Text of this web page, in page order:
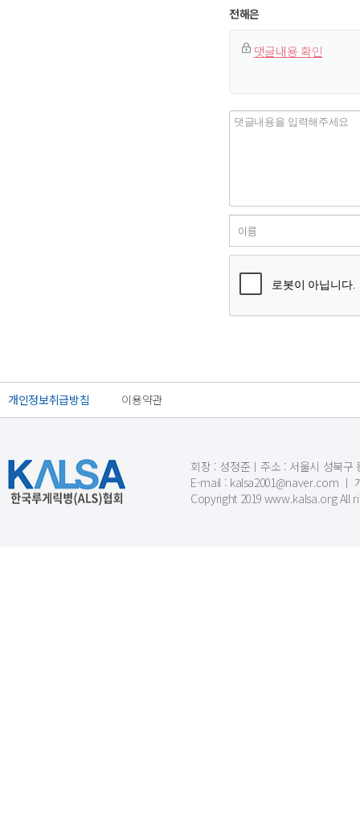
전해은
댓글내용 확인
개인정보취급방침 이용약관
회장 : 성정준ㅣ주소 : 서울시 성북구
E-mail : kalsa2001@naver.com ㅣ
Copyright 2019 www.kalsa.org All